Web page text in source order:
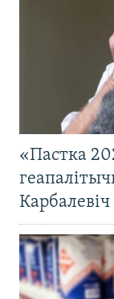
«Пастка
Карбалевіч